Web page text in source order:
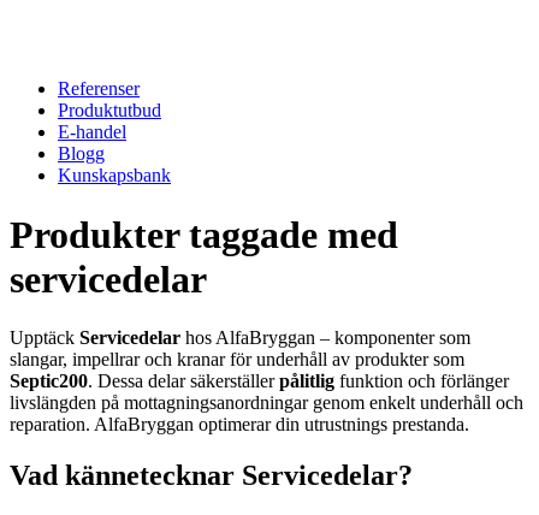
Referenser
Produktutbud
E-handel
Blogg
Kunskapsbank
Produkter taggade med
servicedelar
Upptäck Servicedelar hos AlfaBryggan – komponenter som
slangar, impellrar och kranar för underhåll av produkter som
Septic200. Dessa delar säkerställerpålitlig funktion och förlänger
livslängden på mottagningsanordningar genom enkelt underhåll och
reparation. AlfaBryggan optimerar din utrustnings prestanda.
Vad kännetecknar Servicedelar?